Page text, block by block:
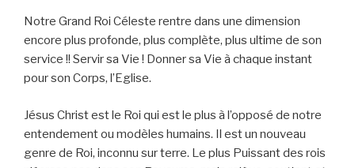
Notre Grand Roi Céleste rentre dans une dimension
encore plus profonde, plus complète, plus ultime de son
service !! Servir sa Vie ! Donner sa Vie à chaque instant
pour son Corps, l’Eglise.
Jésus Christ est le Roi qui est le plus à l’opposé de notre
entendement ou modèles humains. Il est un nouveau
genre de Roi, inconnu sur terre. Le plus Puissant des rois